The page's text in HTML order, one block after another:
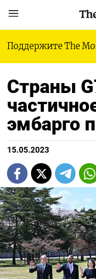
Поддержите The
Страны
эмбарго
15.05.2023